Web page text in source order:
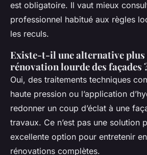
est obligatoire. Il vaut mieux
professionnel habitué aux règles
les reculs.
Existe-t-il une alternative plus
rénovation lourde des façades
Oui, des traitements techniques
haute pression ou l’application
redonner un coup d’éclat à une
travaux. Ce n’est pas une solution
excellente option pour entretenir
rénovations complètes.